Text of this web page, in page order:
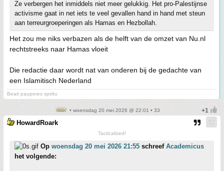
Ze verbergen het inmiddels niet meer gelukkig. Het pro-Palestijnse
activisme gaat in net iets te veel gevallen hand in hand met steun
aan terreurgroeperingen als Hamas en Hezbollah.
Het zou me niks verbazen als de helft van de omzet van Nu.nl
rechtstreeks naar Hamas vloeit
Die redactie daar wordt nat van onderen bij de gedachte van
een Islamitisch Nederland
Beati pauperes spiritu
• woensdag 20 mei 2026 @ 22:01 • 33
HowardRoark
Tacticalized!
Op woensdag 20 mei 2026 21:55 schreef Academicus
het volgende: